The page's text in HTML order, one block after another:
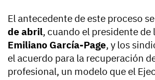
El antecedente de este proceso
de abril, cuando el presidente de
Emiliano García-Page, y los
el acuerdo para la recuperación
profesional, un modelo que el